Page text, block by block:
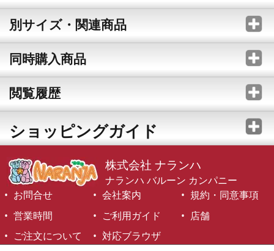
別サイズ・関連商品
同時購入商品
閲覧履歴
ショッピングガイド
株式会社 ナランハ
ナランハ バルーン カンパニー
お問合せ
会社案内
規約・同意事項
営業時間
ご利用ガイド
店舗
ご注文について
対応ブラウザ